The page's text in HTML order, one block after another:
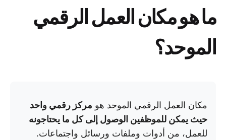
ما هو مكان العمل الرقمي
الموحد؟
مكان العمل الرقمي الموحد هو مركز رقمي واحد
حيث يمكن للموظفين الوصول إلى كل ما يحتاجونه
للعمل، من أدوات وملفات ورسائل واجتماعات.